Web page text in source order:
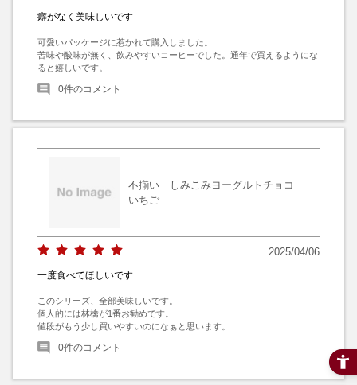
癖がなく美味しいです
可愛いパッケージに惹かれて購入しました。
苦味や酸味が無く、飲みやすいコーヒーでした。通年で買えるようにな
ると嬉しいです。
0件のコメント
不揃い しみこみヨーグルトチョコ
いちご
2025/04/06
一度食べてほしいです
このシリーズ、全部美味しいです。
個人的には林檎が1番お勧めです。
値段がもう少し買いやすいのになぁと思います。
0件のコメント